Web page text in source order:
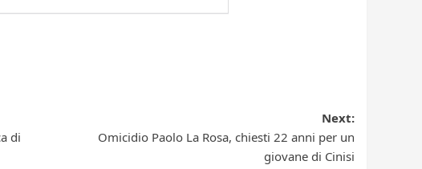
di
Next:
Omicidio Paolo La Rosa, chiesti 22 anni per un
giovane di Cinisi